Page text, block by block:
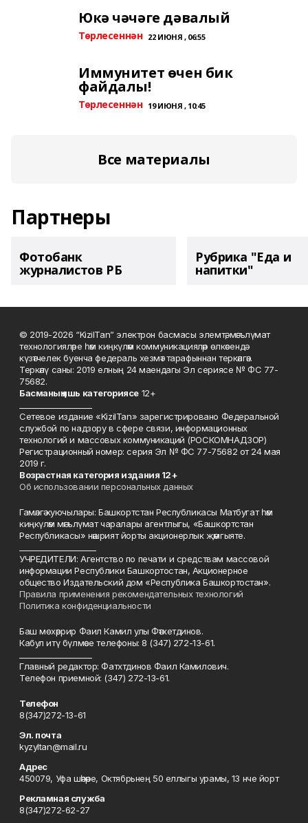
Юкә чәчәге дәвалый
Төрлесеннән 22 ИЮНЯ , 06:55
Иммунитет өчен бик
файдалы!
Төрлесеннән 19 ИЮНЯ , 10:45
Все материалы
Партнеры
Фотобанк
журналистов РБ
Рубрика "Еда и
напитки"
© 2019-2026 “KizilTan” электрон басмасы элемтә, мәгълүмат
технологияләре һәм киңкүләм коммуникацияләр өлкәсендә
күзәтчелек буенча федераль хезмәт тарафыннан теркәлгән.
Теркәлү саны: 2019 елның 24 маендагы Эл сериясе № ФС 77-
75682.
Басманың яшь категориясе12+
Сетевое издание «KizilTan» зарегистрировано Федеральной
службой по надзору в сфере связи, информационных
технологий и массовых коммуникаций (РОСКОМНАДЗОР)
Регистрационный номер: серия Эл № ФС 77-75682 от 24 мая
2019 г.
Возрастная категория издания 12+
Об использовании персональных данных
Гамәлгә куючылары: Башкортстан Республикасы Матбугат һәм
киңкүләм мәгълүмат чаралары агентлыгы, «Башкортстан
Республикасы» нәшрият йорты акционерлык җәмгыяте.
УЧРЕДИТЕЛИ: Агентство по печати и средствам массовой
информации Республики Башкортостан, Акционерное
общество Издательский дом «Республика Башкортостан».
Правила применения рекомендательных технологий
Политика конфиденциальности
Баш мөхәррир Фаил Камил улы Фәтхетдинов.
Кабул итү бүлмәсе телефоны: 8 (347) 272-13-61.
Главный редактор: Фатхтдинов Фаил Камилович.
Телефон приемной: (347) 272-13-61.
Телефон
8(347)272-13-61
Эл. почта
kyzyltan@mail.ru
Адрес
450079, Уфа шәһәре, Октябрьнең 50 еллыгы урамы, 13 нче йорт
Рекламная служба
8(347)272-62-27